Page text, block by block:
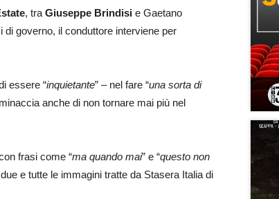
, tra Giuseppe Brindisi e Gaetano
governo, il conduttore interviene per
essere “inquietante” – nel fare “una sorta di
anche di non tornare mai più nel
frasi come “ma quando mai” e “questo non
e tutte le immagini tratte da Stasera Italia di